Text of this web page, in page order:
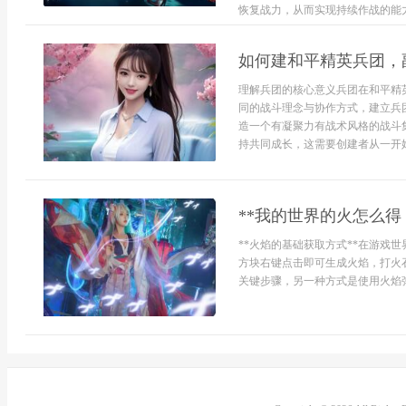
恢复战力，从而实现持续作战的
如何建和平精英兵团
理解兵团的核心意义兵团在和平
同的战斗理念与协作方式，建立
造一个有凝聚力有战术风格的战
持共同成长，这需要创建者从一
**我的世界的火怎么
**火焰的基础获取方式**在游戏世
方块右键点击即可生成火焰，打
关键步骤，另一种方式是使用火焰